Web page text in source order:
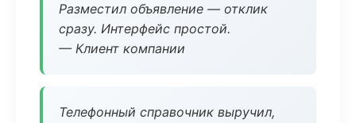
Разместил объявление — отклик
сразу. Интерфейс простой.
— Клиент компании
Телефонный справочник выручил,